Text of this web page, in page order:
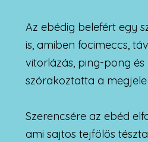
Az ebédig belefért egy
is, amiben focimeccs,
vitorlázás, ping-pong és
szórakoztatta a
Szerencsére az ebéd
ami sajtos tejfölös